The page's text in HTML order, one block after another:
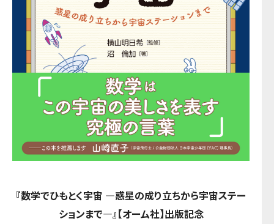
『数学でひもとく宇宙 ―惑星の成り立ちから宇宙ステー
ションまで―』【オーム社】出版記念